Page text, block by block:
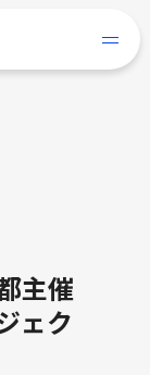
主催
ェク